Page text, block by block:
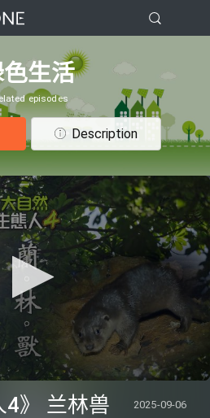
生活
episodes
Description
4》 兰林兽 2025-09-06